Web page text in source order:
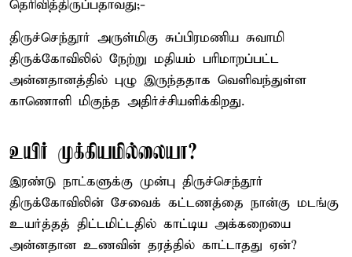
தெரிவித்திருப்பதாவது;-
திருச்செந்தூர் அருள்மிகு சுப்பிரமணிய சுவாமி
திருக்கோவிலில் நேற்று மதியம் பரிமாறப்பட்ட
அன்னதானத்தில் புழு இருந்ததாக வெளிவந்துள்ள
காணொளி மிகுந்த அதிர்ச்சியளிக்கிறது.
உயிர் முக்கியமில்லையா?
இரண்டு நாட்களுக்கு முன்பு திருச்செந்தூர்
திருக்கோவிலின் சேவைக் கட்டணத்தை நான்கு மடங்கு
உயர்த்தத் திட்டமிட்டதில் காட்டிய அக்கறையை
அன்னதான உணவின் தரத்தில் காட்டாதது ஏன்?